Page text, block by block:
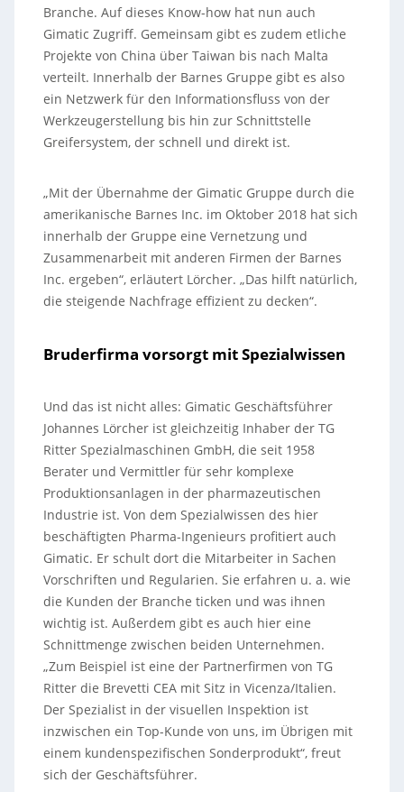
Branche. Auf dieses Know-how hat nun auch
Gimatic Zugriff. Gemeinsam gibt es zudem etliche
Projekte von China über Taiwan bis nach Malta
verteilt. Innerhalb der Barnes Gruppe gibt es also
ein Netzwerk für den Informationsfluss von der
Werkzeugerstellung bis hin zur Schnittstelle
Greifersystem, der schnell und direkt ist.
„Mit der Übernahme der Gimatic Gruppe durch die
amerikanische Barnes Inc. im Oktober 2018 hat sich
innerhalb der Gruppe eine Vernetzung und
Zusammenarbeit mit anderen Firmen der Barnes
Inc. ergeben“, erläutert Lörcher. „Das hilft natürlich,
die steigende Nachfrage effizient zu decken“.
Bruderfirma vorsorgt mit Spezialwissen
Und das ist nicht alles: Gimatic Geschäftsführer
Johannes Lörcher ist gleichzeitig Inhaber der TG
Ritter Spezialmaschinen GmbH, die seit 1958
Berater und Vermittler für sehr komplexe
Produktionsanlagen in der pharmazeutischen
Industrie ist. Von dem Spezialwissen des hier
beschäftigten Pharma-Ingenieurs profitiert auch
Gimatic. Er schult dort die Mitarbeiter in Sachen
Vorschriften und Regularien. Sie erfahren u. a. wie
die Kunden der Branche ticken und was ihnen
wichtig ist. Außerdem gibt es auch hier eine
Schnittmenge zwischen beiden Unternehmen.
„Zum Beispiel ist eine der Partnerfirmen von TG
Ritter die Brevetti CEA mit Sitz in Vicenza/Italien.
Der Spezialist in der visuellen Inspektion ist
inzwischen ein Top-Kunde von uns, im Übrigen mit
einem kundenspezifischen Sonderprodukt“, freut
sich der Geschäftsführer.